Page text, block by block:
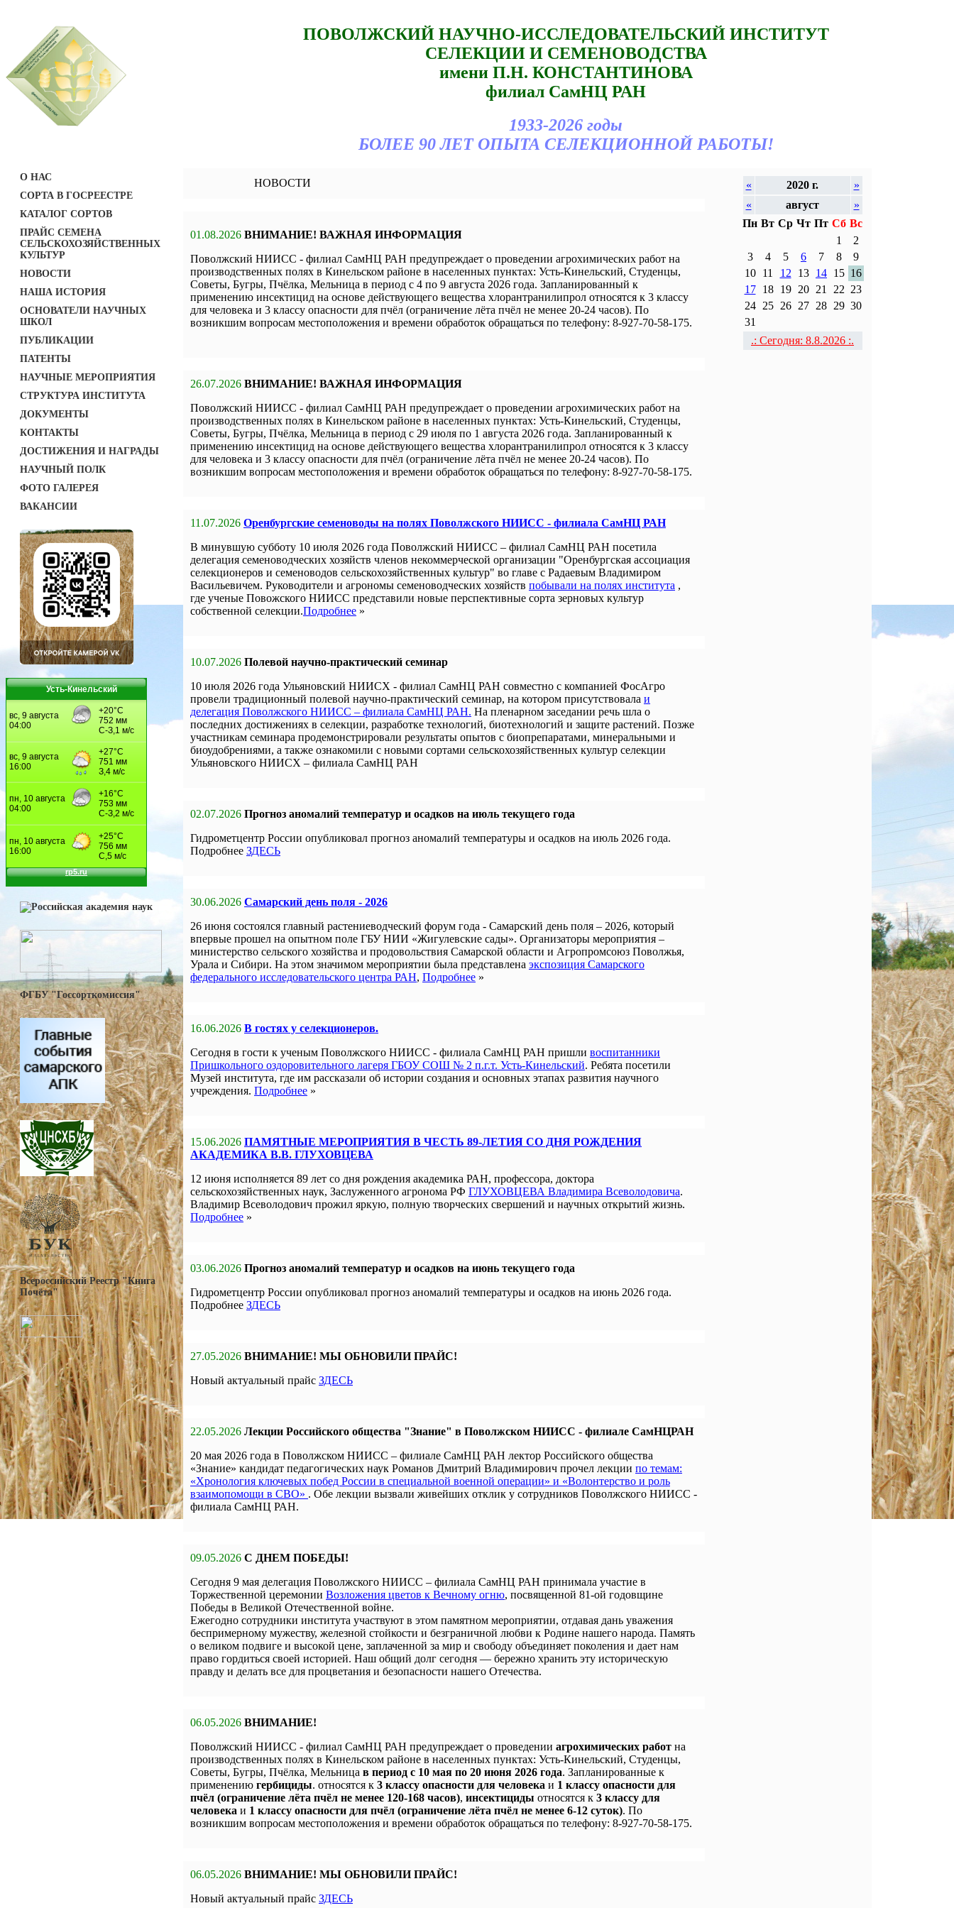
ПОВОЛЖСКИЙ НАУЧНО-ИССЛЕДОВАТЕЛЬСКИЙ ИНСТИТУТ
СЕЛЕКЦИИ И СЕМЕНОВОДСТВА
имени П.Н. КОНСТАНТИНОВА
филиал СамНЦ РАН
1933-2026 годы
БОЛЕЕ 90 ЛЕТ ОПЫТА СЕЛЕКЦИОННОЙ РАБОТЫ!
О НАС
СОРТА В ГОСРЕЕСТРЕ
КАТАЛОГ СОРТОВ
ПРАЙС СЕМЕНА
СЕЛЬСКОХОЗЯЙСТВЕННЫХ
КУЛЬТУР
НОВОСТИ
НАША ИСТОРИЯ
ОСНОВАТЕЛИ НАУЧНЫХ
ШКОЛ
ПУБЛИКАЦИИ
ПАТЕНТЫ
НАУЧНЫЕ МЕРОПРИЯТИЯ
СТРУКТУРА ИНСТИТУТА
ДОКУМЕНТЫ
КОНТАКТЫ
ДОСТИЖЕНИЯ И НАГРАДЫ
НАУЧНЫЙ ПОЛК
ФОТО ГАЛЕРЕЯ
ВАКАНСИИ
Усть-Кинельский
ФГБУ "Госсорткомиссия"
Всероссийский Реестр "Книга
Почёта"
НОВОСТИ « 2020 г.
»
«
август
»
Пн Вт Ср Чт Пт Сб Вс
1
2
3
4 5 6 7 8
9
10
11 12 13 14 15 16
17
18 19 20 21 22 23
24
25 26 27 28 29 30
31
.: Сегодня: 8.8.2026 :.
01.08.2026 ВНИМАНИЕ! ВАЖНАЯ ИНФОРМАЦИЯ
Поволжский НИИСС - филиал СамНЦ РАН предупреждает о проведении агрохимических работ на
производственных полях в Кинельском районе в населенных пунктах: Усть-Кинельский, Студенцы,
Советы, Бугры, Пчёлка, Мельница в период с 4 по 9 августа 2026 года. Запланированный к
применению инсектицид на основе действующего вещества хлорантранилипрол относятся к 3 классу
для человека и 3 классу опасности для пчёл (ограничение лёта пчёл не менее 20-24 часов). По
возникшим вопросам местоположения и времени обработок обращаться по телефону: 8-927-70-58-175.
26.07.2026 ВНИМАНИЕ! ВАЖНАЯ ИНФОРМАЦИЯ
Поволжский НИИСС - филиал СамНЦ РАН предупреждает о проведении агрохимических работ на
производственных полях в Кинельском районе в населенных пунктах: Усть-Кинельский, Студенцы,
Советы, Бугры, Пчёлка, Мельница в период с 29 июля по 1 августа 2026 года. Запланированный к
применению инсектицид на основе действующего вещества хлорантранилипрол относятся к 3 классу
для человека и 3 классу опасности для пчёл (ограничение лёта пчёл не менее 20-24 часов). По
возникшим вопросам местоположения и времени обработок обращаться по телефону: 8-927-70-58-175.
11.07.2026 Оренбургские семеноводы на полях Поволжского НИИСС - филиала СамНЦ РАН
В минувшую субботу 10 июля 2026 года Поволжский НИИСС – филиал СамНЦ РАН посетила
делегация семеноводческих хозяйств членов некоммерческой организации "Оренбургская ассоциация
селекционеров и семеноводов сельскохозяйственных культур" во главе с Радаевым Владимиром
Васильевичем. Руководители и агрономы семеноводческих хозяйств побывали на полях института ,
где ученые Повожского НИИСС представили новые перспективные сорта зерновых культур
собственной селекции.Подробнее »
10.07.2026 Полевой научно-практический семинар
10 июля 2026 года Ульяновский НИИСХ - филиал СамНЦ РАН совместно с компанией ФосАгро
провели традиционный полевой научно-практический семинар, на котором присутствовала и
делегация Поволжского НИИСС – филиала СамНЦ РАН. На пленарном заседании речь шла о
последних достижениях в селекции, разработке технологий, биотехнологий и защите растений. Позже
участникам семинара продемонстрировали результаты опытов с биопрепаратами, минеральными и
биоудобрениями, а также ознакомили с новыми сортами сельскохозяйственных культур селекции
Ульяновского НИИСХ – филиала СамНЦ РАН
02.07.2026 Прогноз аномалий температур и осадков на июль текущего года
Гидрометцентр России опубликовал прогноз аномалий температуры и осадков на июль 2026 года.
Подробнее ЗДЕСЬ
30.06.2026 Самарский день поля - 2026
26 июня состоялся главный растениеводческий форум года - Самарский день поля – 2026, который
впервые прошел на опытном поле ГБУ НИИ «Жигулевские сады». Организаторы мероприятия –
министерство сельского хозяйства и продовольствия Самарской области и Агропромсоюз Поволжья,
Урала и Сибири. На этом значимом мероприятии была представлена экспозиция Самарского
федерального исследовательского центра РАН, Подробнее »
16.06.2026 В гостях у селекционеров.
Сегодня в гости к ученым Поволжского НИИСС - филиала СамНЦ РАН пришли воспитанники
Пришкольного оздоровительного лагеря ГБОУ СОШ № 2 п.г.т. Усть-Кинельский. Ребята посетили
Музей института, где им рассказали об истории создания и основных этапах развития научного
учреждения. Подробнее »
15.06.2026 ПАМЯТНЫЕ МЕРОПРИЯТИЯ В ЧЕСТЬ 89-ЛЕТИЯ СО ДНЯ РОЖДЕНИЯ
АКАДЕМИКА В.В. ГЛУХОВЦЕВА
12 июня исполняется 89 лет со дня рождения академика РАН, профессора, доктора
сельскохозяйственных наук, Заслуженного агронома РФ ГЛУХОВЦЕВА Владимира Всеволодовича.
Владимир Всеволодович прожил яркую, полную творческих свершений и научных открытий жизнь.
Подробнее »
03.06.2026 Прогноз аномалий температур и осадков на июнь текущего года
Гидрометцентр России опубликовал прогноз аномалий температуры и осадков на июнь 2026 года.
Подробнее ЗДЕСЬ
27.05.2026 ВНИМАНИЕ! МЫ ОБНОВИЛИ ПРАЙС!
Новый актуальный прайс ЗДЕСЬ
22.05.2026 Лекции Российского общества "Знание" в Поволжском НИИСС - филиале СамНЦРАН
20 мая 2026 года в Поволжском НИИСС – филиале СамНЦ РАН лектор Российского общества
«Знание» кандидат педагогических наук Романов Дмитрий Владимирович прочел лекции по темам:
«Хронология ключевых побед России в специальной военной операции» и «Волонтерство и роль
взаимопомощи в СВО» . Обе лекции вызвали живейших отклик у сотрудников Поволжского НИИСС -
филиала СамНЦ РАН.
09.05.2026 С ДНЕМ ПОБЕДЫ!
Сегодня 9 мая делегация Поволжского НИИСС – филиала СамНЦ РАН принимала участие в
Торжественной церемонии Возложения цветов к Вечному огню, посвященной 81-ой годовщине
Победы в Великой Отечественной войне.
Ежегодно сотрудники института участвуют в этом памятном мероприятии, отдавая дань уважения
беспримерному мужеству, железной стойкости и безграничной любви к Родине нашего народа. Память
о великом подвиге и высокой цене, заплаченной за мир и свободу объединяет поколения и дает нам
право гордиться своей историей. Наш общий долг сегодня — бережно хранить эту историческую
правду и делать все для процветания и безопасности нашего Отечества.
06.05.2026 ВНИМАНИЕ!
Поволжский НИИСС - филиал СамНЦ РАН предупреждает о проведении агрохимических работ на
производственных полях в Кинельском районе в населенных пунктах: Усть-Кинельский, Студенцы,
Советы, Бугры, Пчёлка, Мельница в период с 10 мая по 20 июня 2026 года. Запланированные к
применению гербициды. относятся к 3 классу опасности для человека и 1 классу опасности для
пчёл (ограничение лёта пчёл не менее 120-168 часов), инсектициды относятся к 3 классу для
человека и 1 классу опасности для пчёл (ограничение лёта пчёл не менее 6-12 суток). По
возникшим вопросам местоположения и времени обработок обращаться по телефону: 8-927-70-58-175.
06.05.2026 ВНИМАНИЕ! МЫ ОБНОВИЛИ ПРАЙС!
Новый актуальный прайс ЗДЕСЬ